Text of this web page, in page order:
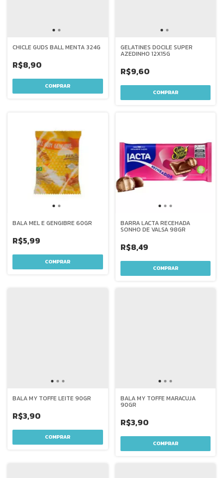
CHICLE GUDS BALL MENTA 324G
R$8,90
GELATINES DOCILE SUPER
AZEDINHO 12X15G
R$9,60
BALA MEL E GENGIBRE 60GR
R$5,99
BARRA LACTA RECEHADA
SONHO DE VALSA 98GR
R$8,49
BALA MY TOFFE LEITE 90GR
R$3,90
BALA MY TOFFE MARACUJA
90GR
R$3,90